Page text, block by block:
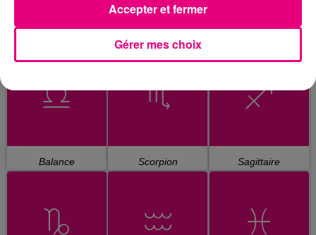
Balance Scorpion Sagittaire
Gérer mes choix
Accepter et fermer